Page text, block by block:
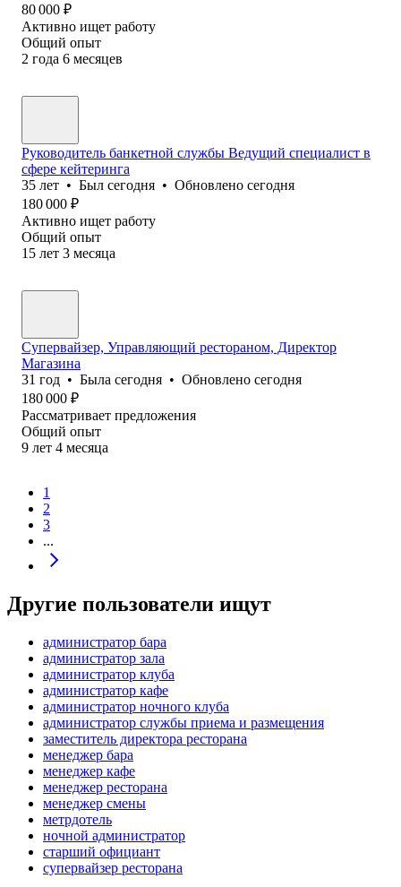
80 000 ₽
Активно ищет работу
Общий опыт
2 года 6 месяцев
Руководитель банкетной службы Ведущий специалист в
сфере кейтеринга
35 лет • Был сегодня • Обновлено сегодня
180 000 ₽
Активно ищет работу
Общий опыт
15 лет 3 месяца
Супервайзер, Управляющий рестораном, Директор
Магазина
31 год • Была сегодня • Обновлено сегодня
180 000 ₽
Рассматривает предложения
Общий опыт
9 лет 4 месяца
1
2
3
...
Другие пользователи ищут
администратор бара
администратор зала
администратор клуба
администратор кафе
администратор ночного клуба
администратор службы приема и размещения
заместитель директора ресторана
менеджер бара
менеджер кафе
менеджер ресторана
менеджер смены
метрдотель
ночной администратор
старший официант
супервайзер ресторана